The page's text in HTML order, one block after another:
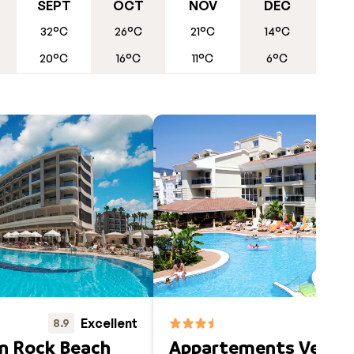
SEPT
32°C
20°C
OCT
26°C
16°C
NOV
21°C
11°C
DÉC
14°C
6°C
8.9 Excellent
Rock Beach Appartements